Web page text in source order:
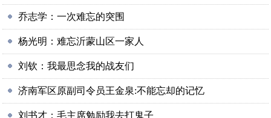
乔志学：一次难忘的突围
杨光明：难忘沂蒙山区一家人
刘钦：我最思念我的战友们
济南军区原副司令员王金泉:不能忘却的记忆
刘书才：毛主席勉励我去打鬼子